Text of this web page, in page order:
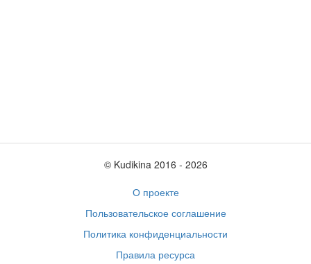
© Kudikina 2016 ‐ 2026
О проекте
Пользовательское соглашение
Политика конфиденциальности
Правила ресурса